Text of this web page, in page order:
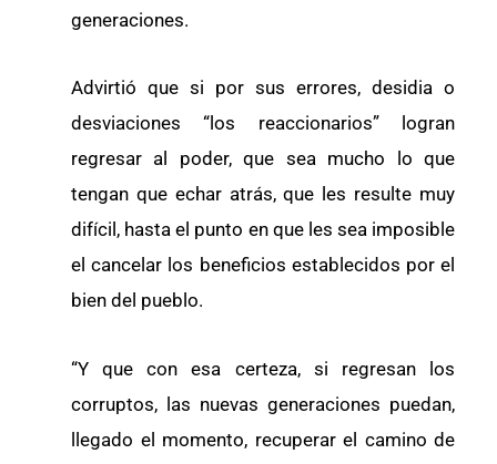
generaciones.
Advirtió que si por sus errores, desidia o
desviaciones “los reaccionarios” logran
regresar al poder, que sea mucho lo que
tengan que echar atrás, que les resulte muy
difícil, hasta el punto en que les sea imposible
el cancelar los beneficios establecidos por el
bien del pueblo.
“Y que con esa certeza, si regresan los
corruptos, las nuevas generaciones puedan,
llegado el momento, recuperar el camino de